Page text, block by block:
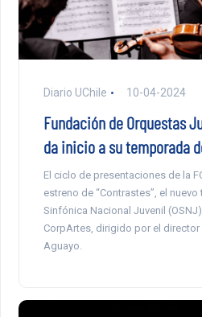
Diario UChile 10-04-2024
Fundación de Orquestas
da inicio a su temporada
El ciclo de presentaciones de la
estreno de “Contrastes”, el
Sinfónica Nacional Juvenil
CorpArtes, dirigido por el director
Aguayo.